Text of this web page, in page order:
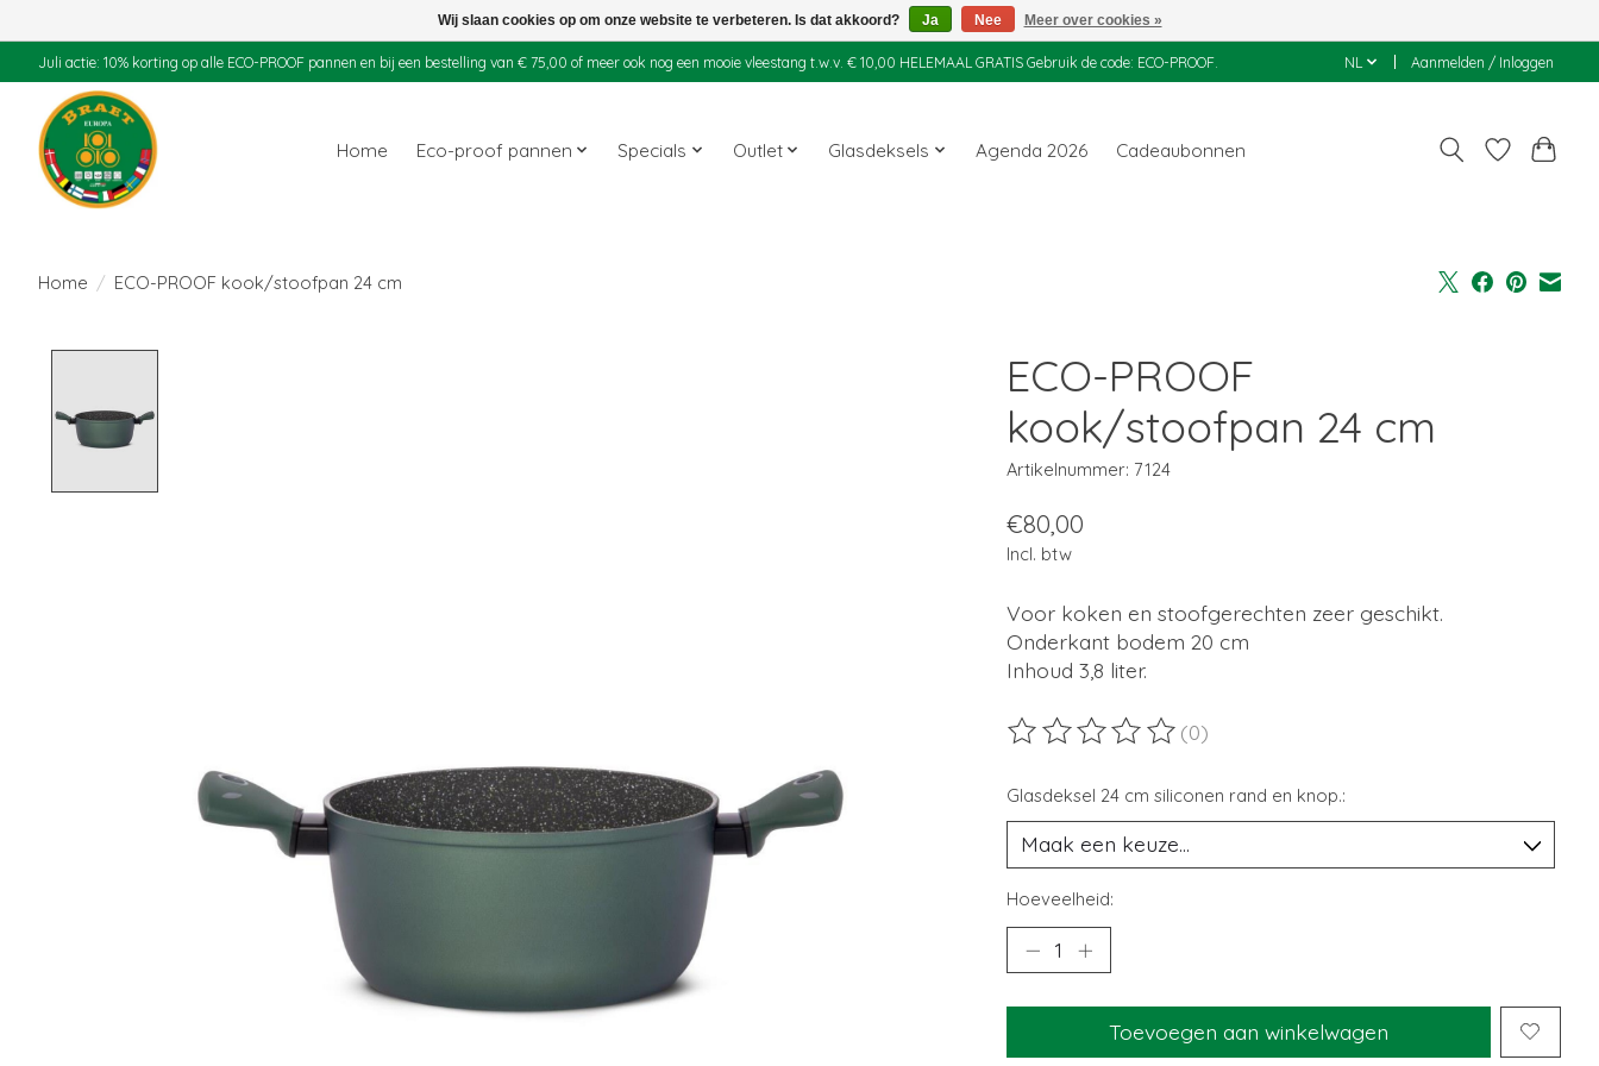
Juli actie: 10% korting op alle ECO-PROOF pannen en bij een bestelling van € 75,00 of meer ook nog een mooie vleestang t.w.v. € 10,00 HELEMAAL GRATIS Gebruik de code: ECO-PROOF. NL Aanmelden / Inloggen
Home Eco-proof pannen Specials Outlet Glasdeksels Agenda 2026 Cadeaubonnen
Home / ECO-PROOF kook/stoofpan 24 cm
ECO-PROOF
kook/stoofpan 24 cm
Artikelnummer: 7124
€80,00
Incl. btw
Voor koken en stoofgerechten zeer geschikt.
Onderkant bodem 20 cm
Inhoud 3,8 liter.
De beoordeling van dit product is
(0)
Glasdeksel 24 cm siliconen rand en knop.:
Hoeveelheid:
Toevoegen aan winkelwagen
Wij slaan cookies op om onze website te verbeteren. Is dat akkoord? Ja Nee Meer over cookies »